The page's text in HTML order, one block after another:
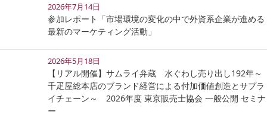
2026年7月14日
参加レポート「市場環境の変化の中で外資系企業が進める
最新のマーケティング活動」
2026年5月18日
【リアル開催】サムライ弁蔵 水ぐわし売り出し192年～
千疋屋総本店のブランド経営による付加価値創造とサプラ
イチェーン～ 2026年度 東京販売士協会 一般公開 セミナ
ー